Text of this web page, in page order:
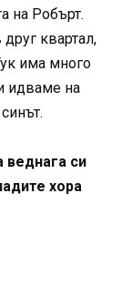
на Робърт.
квартал,
има много
идваме на
веднага си
хора